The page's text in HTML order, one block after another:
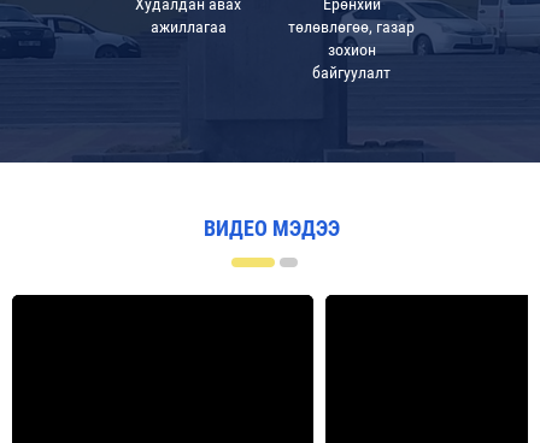
ажиллагаа
төлөвлөгөө, газар
зохион
байгуулалт
ВИДЕО МЭДЭЭ